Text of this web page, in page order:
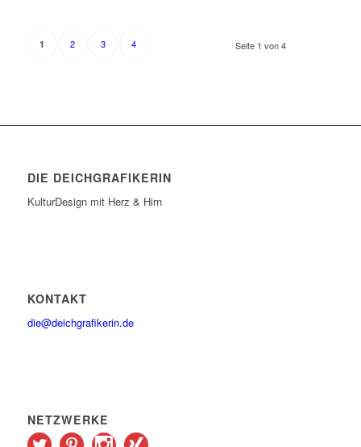
Seite 1 von 4
1 2 3 4
DIE DEICHGRAFIKERIN
KulturDesign mit Herz & Hirn
KONTAKT
die@deichgrafikerin.de
NETZWERKE